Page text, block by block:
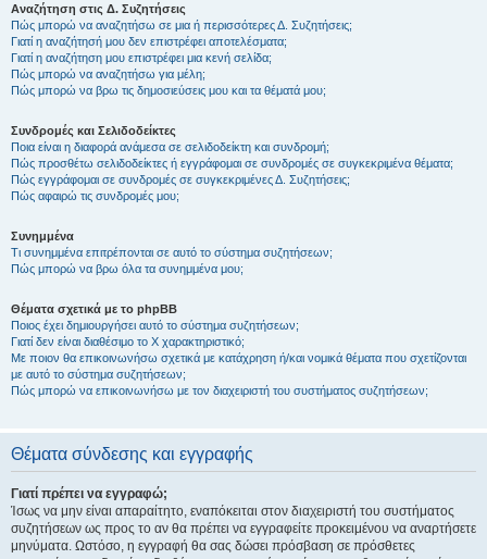
Αναζήτηση στις Δ. Συζητήσεις
Πώς μπορώ να αναζητήσω σε μια ή περισσότερες Δ. Συζητήσεις;
Γιατί η αναζήτησή μου δεν επιστρέφει αποτελέσματα;
Γιατί η αναζήτηση μου επιστρέφει μια κενή σελίδα;
Πώς μπορώ να αναζητήσω για μέλη;
Πώς μπορώ να βρω τις δημοσιεύσεις μου και τα θέματά μου;
Συνδρομές και Σελιδοδείκτες
Ποια είναι η διαφορά ανάμεσα σε σελιδοδείκτη και συνδρομή;
Πώς προσθέτω σελιδοδείκτες ή εγγράφομαι σε συνδρομές σε συγκεκριμένα θέματα;
Πώς εγγράφομαι σε συνδρομές σε συγκεκριμένες Δ. Συζητήσεις;
Πώς αφαιρώ τις συνδρομές μου;
Συνημμένα
Τι συνημμένα επιτρέπονται σε αυτό το σύστημα συζητήσεων;
Πώς μπορώ να βρω όλα τα συνημμένα μου;
Θέματα σχετικά με το phpBB
Ποιος έχει δημιουργήσει αυτό το σύστημα συζητήσεων;
Γιατί δεν είναι διαθέσιμο το Χ χαρακτηριστικό;
Με ποιον θα επικοινωνήσω σχετικά με κατάχρηση ή/και νομικά θέματα που σχετίζονται
με αυτό το σύστημα συζητήσεων;
Πώς μπορώ να επικοινωνήσω με τον διαχειριστή του συστήματος συζητήσεων;
Θέματα σύνδεσης και εγγραφής
Γιατί πρέπει να εγγραφώ;
Ίσως να μην είναι απαραίτητο, εναπόκειται στον διαχειριστή του συστήματος
συζητήσεων ως προς το αν θα πρέπει να εγγραφείτε προκειμένου να αναρτήσετε
μηνύματα. Ωστόσο, η εγγραφή θα σας δώσει πρόσβαση σε πρόσθετες